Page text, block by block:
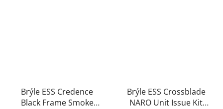
Brýle ESS Credence
Black Frame Smoke
Brýle ESS Crossblade
NARO Unit Issue Kit